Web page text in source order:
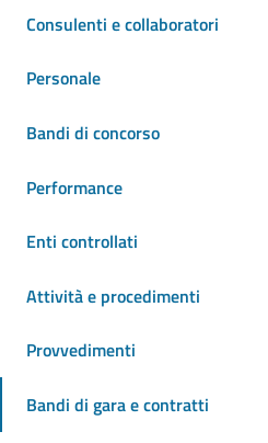
Consulenti e collaboratori
Personale
Bandi di concorso
Performance
Enti controllati
Attività e procedimenti
Provvedimenti
Bandi di gara e contratti